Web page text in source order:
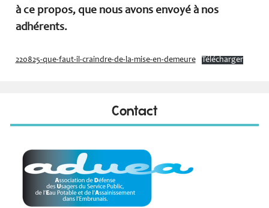
à ce propos, que nous avons envoyé à nos
adhérents.
220825-que-faut-il-craindre-de-la-mise-en-demeure Télécharger
Contact